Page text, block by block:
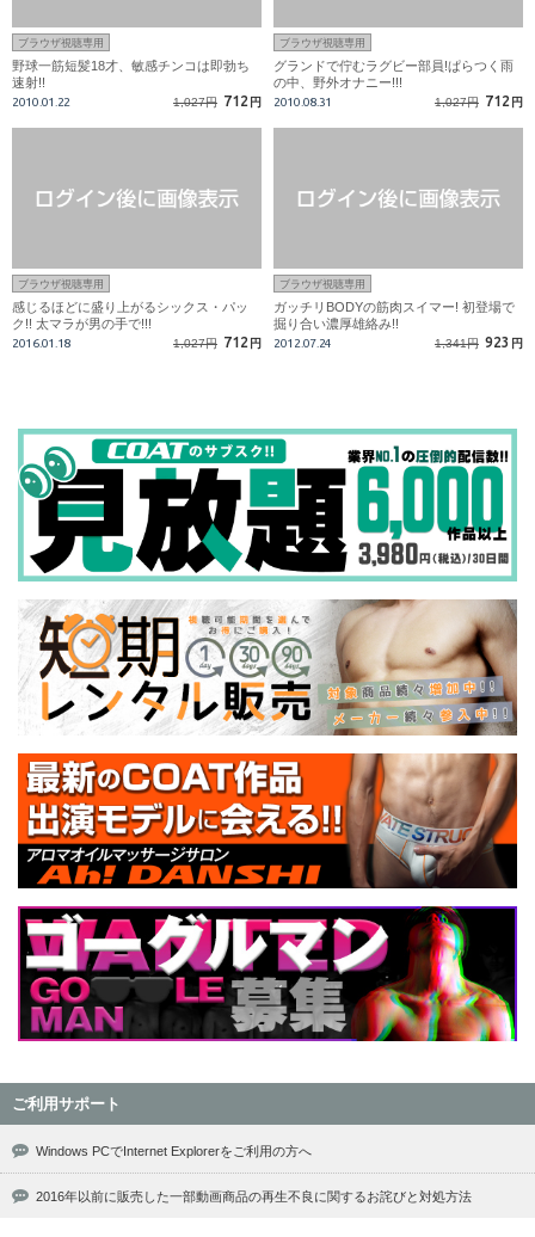
ブラウザ視聴専用
野球一筋短髪18才、敏感チンコは即勃ち
速射!!
2010.01.22 1,027円 712 円
ブラウザ視聴専用
グランドで佇むラグビー部員!ぱらつく雨
の中、野外オナニー!!!
2010.08.31 1,027円 712 円
ブラウザ視聴専用
感じるほどに盛り上がるシックス・パッ
ク!! 太マラが男の手で!!!
2016.01.18 1,027円 712 円
ブラウザ視聴専用
ガッチリBODYの筋肉スイマー! 初登場で
掘り合い濃厚雄絡み!!
2012.07.24 1,341円 923 円
ご利用サポート
Windows PCでInternet Explorerをご利用の方へ
2016年以前に販売した一部動画商品の再生不良に関するお詫びと対処方法